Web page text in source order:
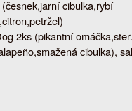
cibulka,rybí
2ks (pikantní omáčka,ster.
cibulka),